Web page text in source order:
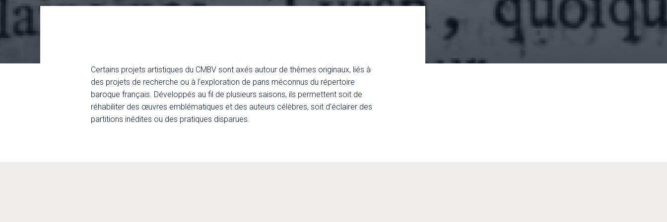
Certains projets artistiques du CMBV sont axés autour de thèmes originaux, liés à
des projets de recherche ou à l’exploration de pans méconnus du répertoire
baroque français. Développés au fil de plusieurs saisons, ils permettent soit de
réhabiliter des œuvres emblématiques et des auteurs célèbres, soit d’éclairer des
partitions inédites ou des pratiques disparues.